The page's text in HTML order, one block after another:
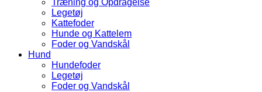
Legetøj
Kattefoder
Hunde og Kattelem
Foder og Vandskål
Hund
Hundefoder
Legetøj
Foder og Vandskål